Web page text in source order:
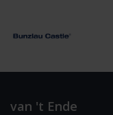
van 't Ende